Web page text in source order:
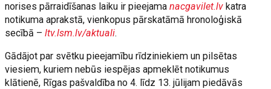
norises pārraidīšanas laiku ir pieejamanacgavilet.lv katra
notikuma aprakstā, vienkopus pārskatāmā hronoloģiskā
secībā – ltv.lsm.lv/aktuali.
Gādājot par svētku pieejamību rīdziniekiem un pilsētas
viesiem, kuriem nebūs iespējas apmeklēt notikumus
klātienē, Rīgas pašvaldība no 4. līdz 13. jūlijam piedāvās